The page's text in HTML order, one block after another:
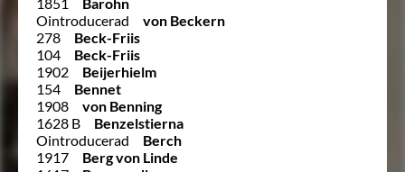
Ointroducerad
von Beckern
278
Beck-Friis
104
Beck-Friis
1902
Beijerhielm
154
Bennet
1908
von Benning
1628 B
Benzelstierna
Ointroducerad
Berch
1917
Berg von Linde